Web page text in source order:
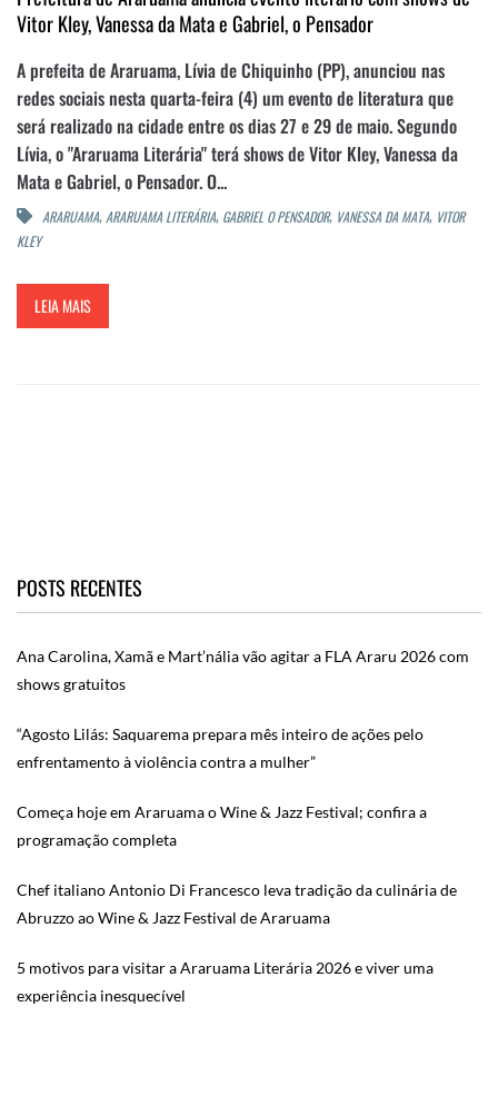
Vitor Kley, Vanessa da Mata e Gabriel, o Pensador
A prefeita de Araruama, Lívia de Chiquinho (PP), anunciou nas
redes sociais nesta quarta-feira (4) um evento de literatura que
será realizado na cidade entre os dias 27 e 29 de maio. Segundo
Lívia, o "Araruama Literária" terá shows de Vitor Kley, Vanessa da
Mata e Gabriel, o Pensador. O...
ARARUAMA, ARARUAMA LITERÁRIA, GABRIEL O PENSADOR, VANESSA DA MATA, VITOR
KLEY
LEIA MAIS
POSTS RECENTES
Ana Carolina, Xamã e Mart’nália vão agitar a FLA Araru 2026 com
shows gratuitos
“Agosto Lilás: Saquarema prepara mês inteiro de ações pelo
enfrentamento à violência contra a mulher”
Começa hoje em Araruama o Wine & Jazz Festival; confira a
programação completa
Chef italiano Antonio Di Francesco leva tradição da culinária de
Abruzzo ao Wine & Jazz Festival de Araruama
5 motivos para visitar a Araruama Literária 2026 e viver uma
experiência inesquecível